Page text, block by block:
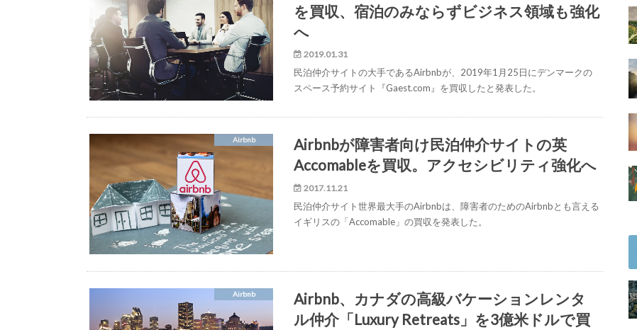
を買収、宿泊のみならずビジネス領域も強化
へ
2019.01.31
民泊仲介サイトの大手であるAirbnbが、2019年1月25日にデンマークの
スペース予約サイト『Gaest.com』を買収したと発表した。
Airbnb
Airbnbが障害者向け民泊仲介サイトの英
Accomableを買収。アクセシビリティ強化へ
2017.11.21
民泊仲介サイト世界最大手のAirbnbは、障害者のためのAirbnbとも言える
イギリスの「Accomable」の買収を発表した。
Airbnb
Airbnb、カナダの高級バケーションレンタ
ル仲介「Luxury Retreats」を3億米ドルで買